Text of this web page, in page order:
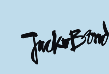
JACKOBOND